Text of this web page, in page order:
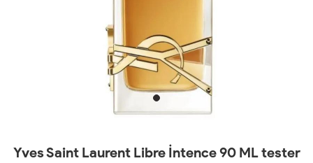
Yves Saint Laurent Libre İntence 90 ML tester